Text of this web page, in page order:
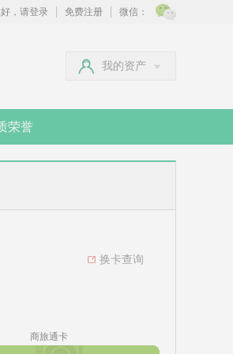
，请登录 免费注册 微信：
我的资产
荣誉
换卡查询
商旅通卡